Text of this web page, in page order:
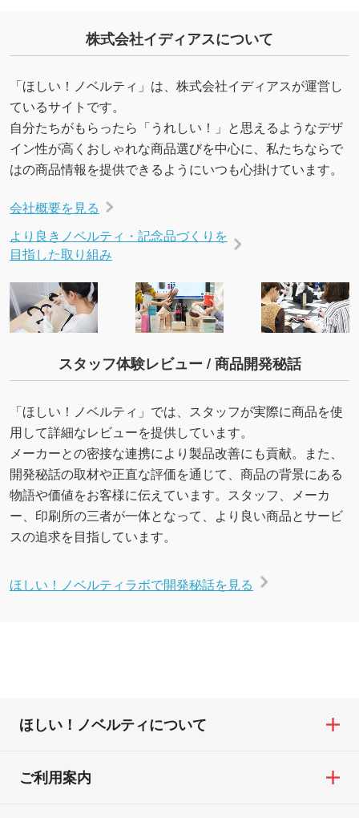
詳しく見る株式会社イディアスについて
「ほしい！ノベルティ」は、株式会社イディアスが運営し
ているサイトです。
自分たちがもらったら「うれしい！」と思えるようなデザ
イン性が高くおしゃれな商品選びを中心に、私たちならで
はの商品情報を提供できるようにいつも心掛けています。
会社概要を見る
より良きノベルティ・記念品づくりを
目指した取り組み
スタッフ体験レビュー / 商品開発秘話
「ほしい！ノベルティ」では、スタッフが実際に商品を使
用して詳細なレビューを提供しています。
メーカーとの密接な連携により製品改善にも貢献。また、
開発秘話の取材や正直な評価を通じて、商品の背景にある
物語や価値をお客様に伝えています。スタッフ、メーカ
ー、印刷所の三者が一体となって、より良い商品とサービ
スの追求を目指しています。
ほしい！ノベルティラボで開発秘話を見る
ほしい！ノベルティについて
ご利用案内